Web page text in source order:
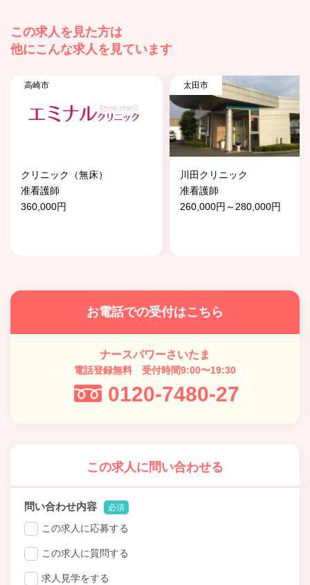
この求人を見た方は
他にこんな求人を見ています
高崎市
クリニック（無床）
准看護師
360,000円
太田市
川田クリニック
准看護師
260,000円～280,000円
お電話での受付はこちら
ナースパワーさいたま
電話登録無料 受付時間9:00〜19:30
0120-7480-27
この求人に問い合わせる
問い合わせ内容 必須
この求人に応募する
この求人に質問する
求人見学をする